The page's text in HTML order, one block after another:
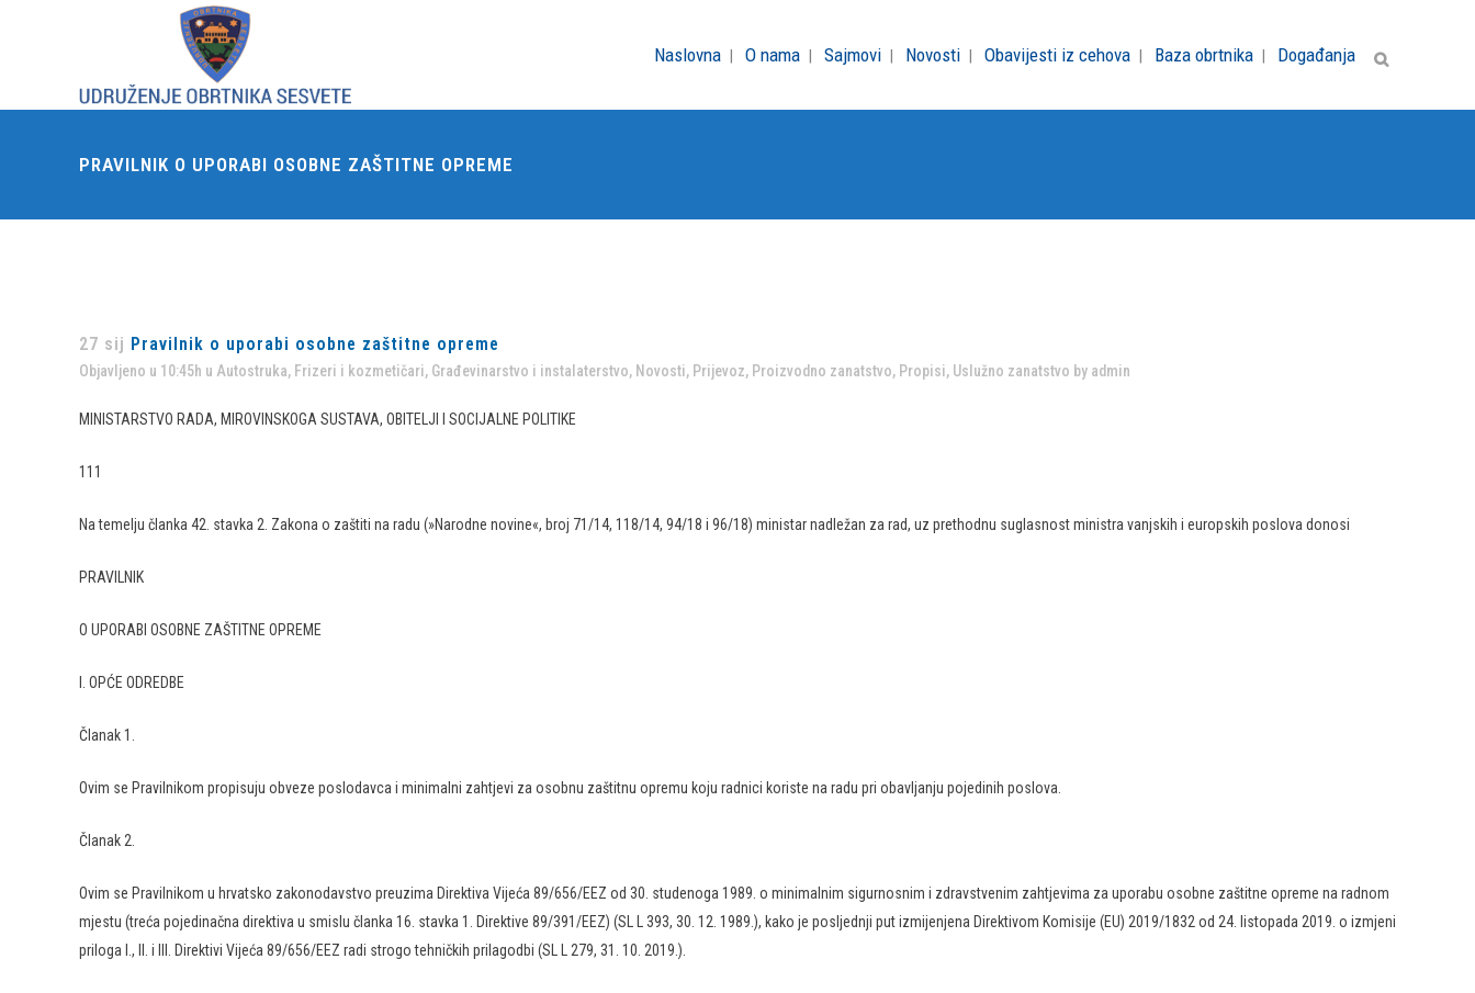
Naslovna O nama Sajmovi Novosti Obavijesti iz cehova Baza obrtnika Događanja
PRAVILNIK O UPORABI OSOBNE ZAŠTITNE OPREME
27 sij Pravilnik o uporabi osobne zaštitne opreme
Objavljeno u 10:45h u Autostruka, Frizeri i kozmetičari, Građevinarstvo i instalaterstvo, Novosti, Prijevoz, Proizvodno zanatstvo, Propisi, Uslužno zanatstvo by admin
MINISTARSTVO RADA, MIROVINSKOGA SUSTAVA, OBITELJI I SOCIJALNE POLITIKE
111
Na temelju članka 42. stavka 2. Zakona o zaštiti na radu (»Narodne novine«, broj 71/14, 118/14, 94/18 i 96/18) ministar nadležan za rad, uz prethodnu suglasnost ministra vanjskih i europskih poslova donosi
PRAVILNIK
O UPORABI OSOBNE ZAŠTITNE OPREME
I. OPĆE ODREDBE
Članak 1.
Ovim se Pravilnikom propisuju obveze poslodavca i minimalni zahtjevi za osobnu zaštitnu opremu koju radnici koriste na radu pri obavljanju pojedinih poslova.
Članak 2.
Ovim se Pravilnikom u hrvatsko zakonodavstvo preuzima Direktiva Vijeća 89/656/EEZ od 30. studenoga 1989. o minimalnim sigurnosnim i zdravstvenim zahtjevima za uporabu osobne zaštitne opreme na radnom
mjestu (treća pojedinačna direktiva u smislu članka 16. stavka 1. Direktive 89/391/EEZ) (SL L 393, 30. 12. 1989.), kako je posljednji put izmijenjena Direktivom Komisije (EU) 2019/1832 оd 24. listopada 2019. o izmjeni
priloga I., II. i III. Direktivi Vijeća 89/656/EEZ radi strogo tehničkih prilagodbi (SL L 279, 31. 10. 2019.).